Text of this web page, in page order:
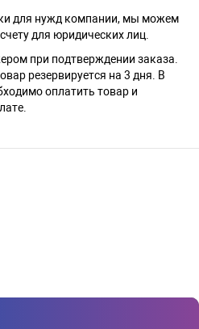
для нужд компании, мы можем
для юридических лиц.
при подтверждении заказа.
резервируется на 3 дня. В
оплатить товар и